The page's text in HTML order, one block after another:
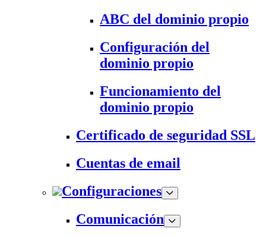
ABC del dominio propio
Configuración del
dominio propio
Funcionamiento del
dominio propio
Certificado de seguridad SSL
Cuentas de email
Configuraciones
Comunicación